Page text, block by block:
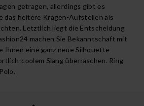
getragen, allerdings gibt es
das heitere Kragen-Aufstellen als
Letztlich liegt die Entscheidung
machen Sie Bekanntschaft mit
Ihnen eine ganz neue Silhouette
coolem Slang überraschen. Ring